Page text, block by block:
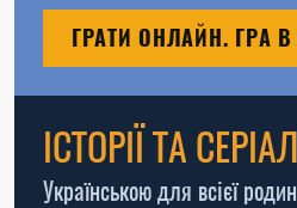
ГРАТИ ОНЛАЙН. ГРА
ІСТОРІЇ ТА
Українською для всієї